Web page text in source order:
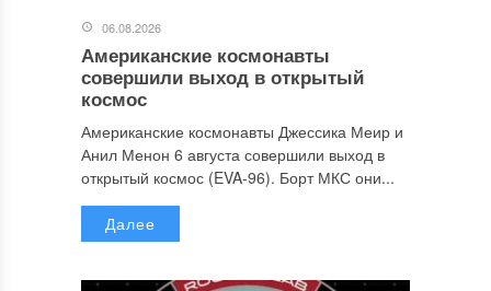
06.08.2026
Американские космонавты
совершили выход в открытый
космос
Американские космонавты Джессика Меир и
Анил Менон 6 августа совершили выход в
открытый космос (EVA-96). Борт МКС они...
Далее